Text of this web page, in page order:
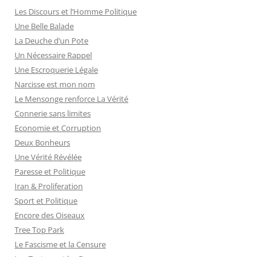
r
c
h
e
r
:
Les Discours et l’Homme Politique
Une Belle Balade
La Deuche d’un Pote
Un Nécessaire Rappel
Une Escroquerie Légale
Narcisse est mon nom
Le Mensonge renforce La Vérité
Connerie sans limites
Economie et Corruption
Deux Bonheurs
Une Vérité Révélée
Paresse et Politique
Iran & Proliferation
Sport et Politique
Encore des Oiseaux
Tree Top Park
Le Fascisme et la Censure